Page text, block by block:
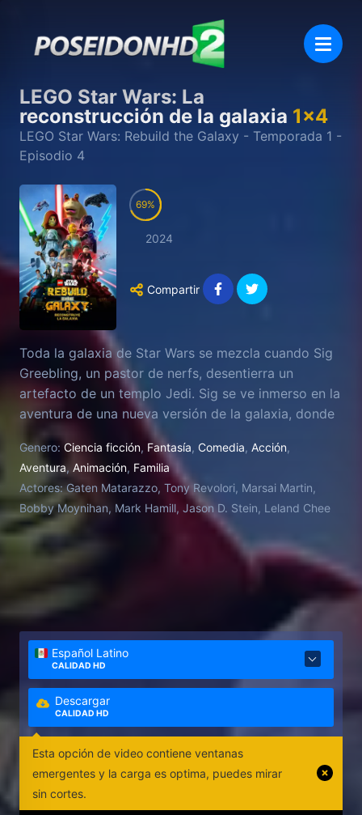
LEGO Star Wars: La
reconstrucción de la galaxia 1x4
LEGO Star Wars: Rebuild the Galaxy - Temporada 1 -
Episodio 4
69
2024
Compartir
Toda la galaxia de Star Wars se mezcla cuando Sig
Greebling, un pastor de nerfs, desentierra un
artefacto de un templo Jedi. Sig se ve inmerso en la
aventura de una nueva versión de la galaxia, donde
el destino de todos depende de que Sig se
convierta en el héroe capaz de reunir las piezas.
Genero: Ciencia ficción, Fantasía, Comedia, Acción,
Aventura, Animación, Familia
Actores: Gaten Matarazzo, Tony Revolori, Marsai Martin,
Bobby Moynihan, Mark Hamill, Jason D. Stein, Leland Chee
Español Latino
CALIDAD HD
Descargar
CALIDAD HD
Esta opción de video contiene ventanas
emergentes y la carga es optima, puedes mirar
sin cortes.